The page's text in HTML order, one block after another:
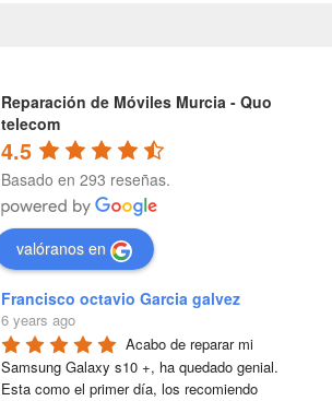
Reparación de Móviles Murcia - Quo
telecom
4.5
Basado en 293 reseñas.
valóranos en
Francisco octavio Garcia galvez
6 years ago
Acabo de reparar mi
Samsung Galaxy s10 +, ha quedado genial.
Esta como el primer día, los recomiendo